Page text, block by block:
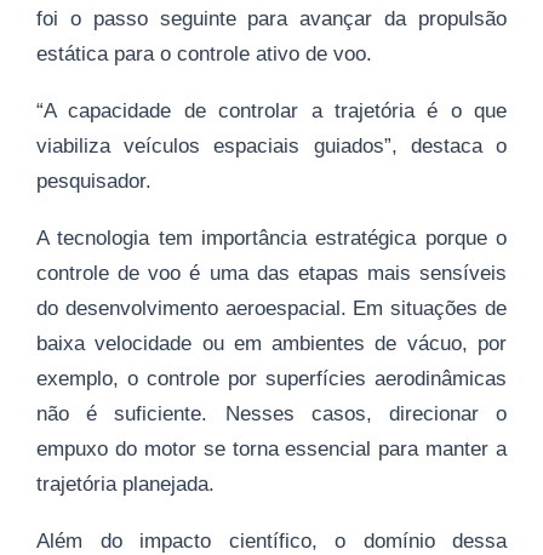
foi o passo seguinte para avançar da propulsão
estática para o controle ativo de voo.
“A capacidade de controlar a trajetória é o que
viabiliza veículos espaciais guiados”, destaca o
pesquisador.
A tecnologia tem importância estratégica porque o
controle de voo é uma das etapas mais sensíveis
do desenvolvimento aeroespacial. Em situações de
baixa velocidade ou em ambientes de vácuo, por
exemplo, o controle por superfícies aerodinâmicas
não é suficiente. Nesses casos, direcionar o
empuxo do motor se torna essencial para manter a
trajetória planejada.
Além do impacto científico, o domínio dessa